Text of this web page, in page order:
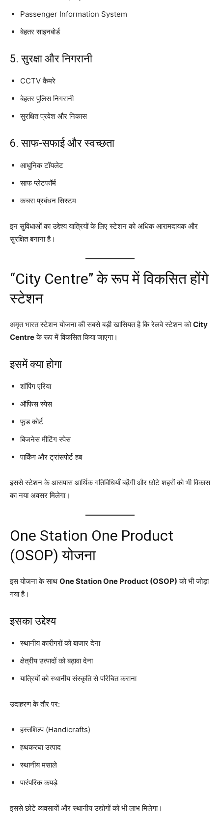
Passenger Information System
बेहतर साइनबोर्ड
5. सुरक्षा और निगरानी
CCTV कैमरे
बेहतर पुलिस निगरानी
सुरक्षित प्रवेश और निकास
6. साफ-सफाई और स्वच्छता
आधुनिक टॉयलेट
साफ प्लेटफॉर्म
कचरा प्रबंधन सिस्टम
इन सुविधाओं का उद्देश्य यात्रियों के लिए स्टेशन को अधिक आरामदायक और
सुरक्षित बनाना है।
“City Centre” के रूप में विकसित होंगे
स्टेशन
अमृत भारत स्टेशन योजना की सबसे बड़ी खासियत है कि रेलवे स्टेशन कोCity
Centreके रूप में विकसित किया जाएगा।
इसमें क्या होगा
शॉपिंग एरिया
ऑफिस स्पेस
फूड कोर्ट
बिजनेस मीटिंग स्पेस
पार्किंग और ट्रांसपोर्ट हब
इससे स्टेशन के आसपास आर्थिक गतिविधियाँ बढ़ेंगी और छोटे शहरों को भी विकास
का नया अवसर मिलेगा।
One Station One Product
(OSOP) योजना
इस योजना के साथ One Station One Product (OSOP) को भी जोड़ा
गया है।
इसका उद्देश्य
स्थानीय कारीगरों को बाजार देना
क्षेत्रीय उत्पादों को बढ़ावा देना
यात्रियों को स्थानीय संस्कृति से परिचित कराना
उदाहरण के तौर पर:
हस्तशिल्प (Handicrafts)
हथकरघा उत्पाद
स्थानीय मसाले
पारंपरिक कपड़े
इससे छोटे व्यवसायों और स्थानीय उद्योगों को भी लाभ मिलेगा।